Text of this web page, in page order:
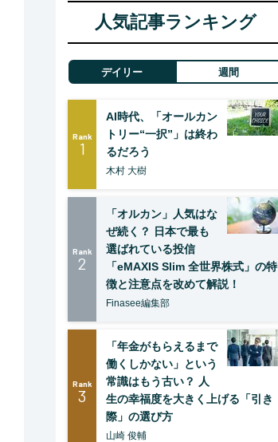
人気記事ランキング
デイリー 週間
Rank
1
AI時代、「オールカン
トリー“一択”」は終わ
るだろう
木村 大樹
Rank
2
「オルカン」人気はな
ぜ続く？ 日本で最も
選ばれている投信
「eMAXIS Slim 全世界株式」の特
徴と注意点を改めて解説！
Finasee編集部
Rank
3
「年金がもらえるまで
働くしかない」という
常識はもう古い？ 人
生の幸福度を大きく上げる「引き
際」の選び方
山崎 俊輔